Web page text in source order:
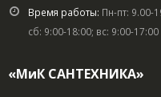
Время работы: Пн-пт: 9.00-
сб: 9:00-18:00; вс: 9:00-17:00
«МиК САНТЕХНИКА»